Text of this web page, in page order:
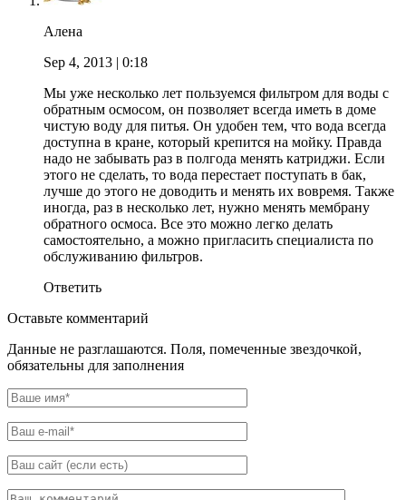
Алена
Sep 4, 2013 | 0:18
Мы уже несколько лет пользуемся фильтром для воды с
обратным осмосом, он позволяет всегда иметь в доме
чистую воду для питья. Он удобен тем, что вода всегда
доступна в кране, который крепится на мойку. Правда
надо не забывать раз в полгода менять катриджи. Если
этого не сделать, то вода перестает поступать в бак,
лучше до этого не доводить и менять их вовремя. Также
иногда, раз в несколько лет, нужно менять мембрану
обратного осмоса. Все это можно легко делать
самостоятельно, а можно пригласить специалиста по
обслуживанию фильтров.
Ответить
Оставьте комментарий
Данные не разглашаются. Поля, помеченные звездочкой,
обязательны для заполнения